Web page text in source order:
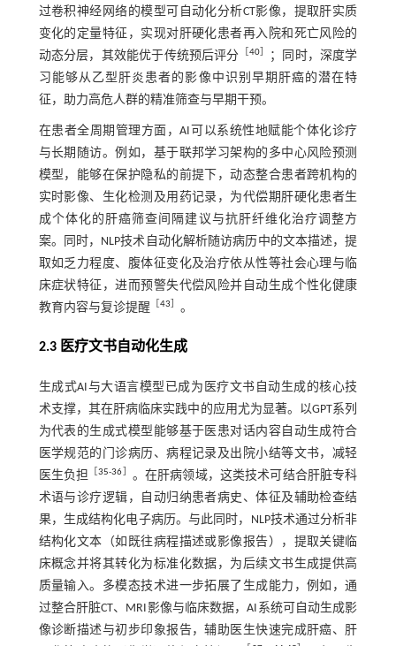
过卷积神经网络的模型可自动化分析CT影像，提取肝实质
变化的定量特征，实现对肝硬化患者再入院和死亡风险的
动态分层，其效能优于传统预后评分
40］
；同时，深度学
习能够从乙型肝炎患者的影像中识别早期肝癌的潜在特
征，助力高危人群的精准筛查与早期干预。
在患者全周期管理方面，AI可以系统性地赋能个体化诊疗
与长期随访。例如，基于联邦学习架构的多中心风险预测
模型，能够在保护隐私的前提下，动态整合患者跨机构的
实时影像、生化检测及用药记录，为代偿期肝硬化患者生
成个体化的肝癌筛查间隔建议与抗肝纤维化治疗调整方
案。同时，NLP技术自动化解析随访病历中的文本描述，提
取如乏力程度、腹体征变化及治疗依从性等社会心理与临
床症状特征，进而预警失代偿风险并自动生成个性化健康
教育内容与复诊提醒
43 。
2.3 医疗文书自动化生成
生成式AI与大语言模型已成为医疗文书自动生成的核心技
术支撑，其在肝病临床实践中的应用尤为显著。以GPT系列
为代表的生成式模型能够基于医患对话内容自动生成符合
医学规范的门诊病历、病程记录及出院小结等文书，减轻
医生负担
［35-36
。在肝病领域，这类技术可结合肝脏专科
术语与诊疗逻辑，自动归纳患者病史、体征及辅助检查结
果，生成结构化电子病历。与此同时，NLP技术通过分析非
结构化文本（如既往病程描述或影像报告），提取关键临
床概念并将其转化为标准化数据，为后续文书生成提供高
质量输入。多模态技术进一步拓展了生成能力，例如，通
过整合肝脏CT、MRI影像与临床数据，AI系统可自动生成影
像诊断描述与初步印象报告，辅助医生快速完成肝癌、肝